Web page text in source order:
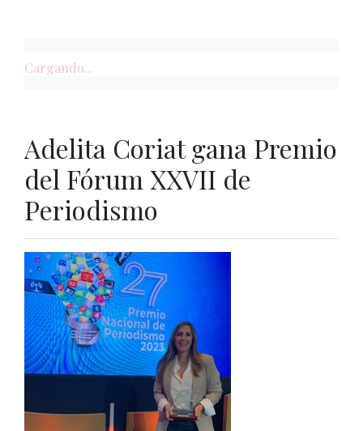
Cargando...
Adelita Coriat gana Premio
del Fórum XXVII de
Periodismo